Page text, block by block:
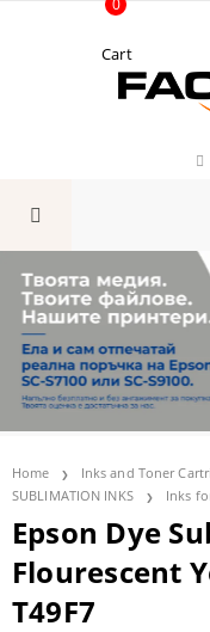
Cart
0
Home Inks and Toner
SUBLIMATION INKS
Inks
Epson Dye
Flourescent
T49F7